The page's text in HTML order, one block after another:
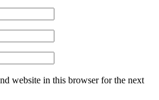
website in this browser for the next